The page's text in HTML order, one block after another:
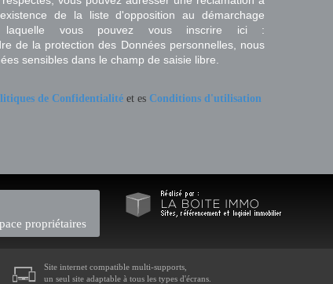
de la liste d'opposition au démarchage
vous pouvez vous inscrire ici :
de la protection des Données personnelles, nous
sensibles dans le champ de saisie libre.
de Confidentialité et es Conditions d'utilisation
propriétaires
Site internet compatible multi-supports,
un seul site adaptable à tous les types d'écrans.